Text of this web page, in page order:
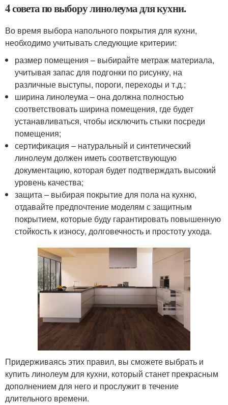
4 совета по выбору линолеума для кухни.
Во время выбора напольного покрытия для кухни,
необходимо учитывать следующие критерии:
размер помещения – выбирайте метраж материала,
учитывая запас для подгонки по рисунку, на
различные выступы, пороги, переходы и т.д.;
ширина линолеума – она должна полностью
соответствовать ширина помещения, где будет
устанавливаться, чтобы исключить стыки посреди
помещения;
сертификация – натуральный и синтетический
линолеум должен иметь соответствующую
документацию, которая будет подтверждать высокий
уровень качества;
защита – выбирая покрытие для пола на кухню,
отдавайте предпочтение моделям с защитным
покрытием, которые буду гарантировать повышенную
стойкость к износу, долговечность и простоту ухода.
Придерживаясь этих правил, вы сможете выбрать и
купить линолеум для кухни, который станет прекрасным
дополнением для него и прослужит в течение
длительного времени.